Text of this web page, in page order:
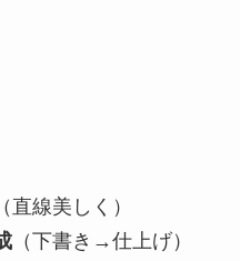
直線美しく）
（下書き→仕上げ）